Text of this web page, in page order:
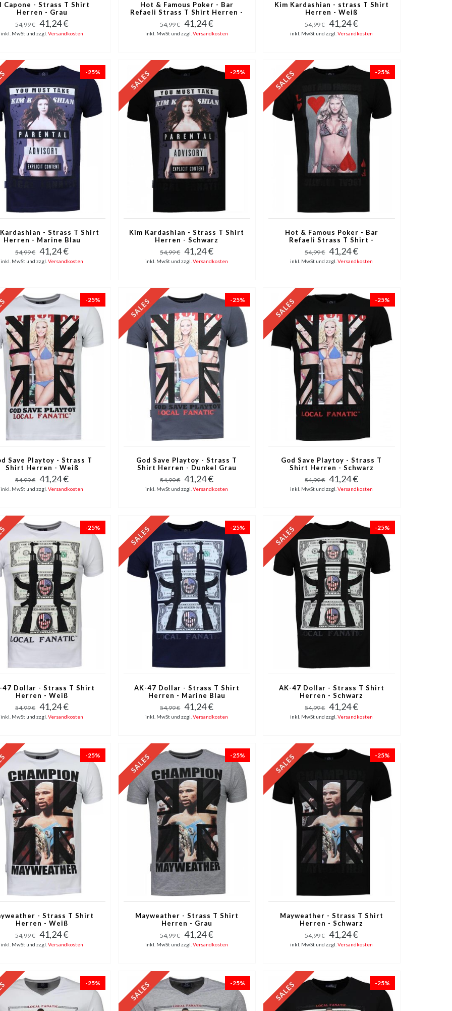
Capone - Strass T Shirt
Herren - Grau
54,99 € 41,24 €
inkl. MwSt und zzgl.Versandkosten
Hot & Famous Poker - Bar
Refaeli Strass T Shirt Herren -
Weiß
54,99 € 41,24 €
inkl. MwSt und zzgl.Versandkosten
Kim Kardashian - strass T Shirt
Herren - Weiß
54,99 € 41,24 €
inkl. MwSt und zzgl.Versandkosten
-25%
- Strass T Shirt
Herren - Marine Blau
54,99 € 41,24 €
inkl. MwSt und zzgl.Versandkosten
-25%
Kim Kardashian - Strass T Shirt
Herren - Schwarz
54,99 € 41,24 €
inkl. MwSt und zzgl.Versandkosten
-25%
Hot & Famous Poker - Bar
Refaeli Strass T Shirt -
Schwarz
54,99 € 41,24 €
inkl. MwSt und zzgl.Versandkosten
-25%
Save Playtoy - Strass T
Shirt Herren - Weiß
54,99 € 41,24 €
inkl. MwSt und zzgl.Versandkosten
-25%
God Save Playtoy - Strass T
Shirt Herren - Dunkel Grau
54,99 € 41,24 €
inkl. MwSt und zzgl.Versandkosten
-25%
God Save Playtoy - Strass T
Shirt Herren - Schwarz
54,99 € 41,24 €
inkl. MwSt und zzgl.Versandkosten
-25%
47 Dollar - Strass T Shirt
Herren - Weiß
54,99 € 41,24 €
inkl. MwSt und zzgl.Versandkosten
-25%
AK-47 Dollar - Strass T Shirt
Herren - Marine Blau
54,99 € 41,24 €
inkl. MwSt und zzgl.Versandkosten
-25%
AK-47 Dollar - Strass T Shirt
Herren - Schwarz
54,99 € 41,24 €
inkl. MwSt und zzgl.Versandkosten
-25%
- Strass T Shirt
Herren - Weiß
54,99 € 41,24 €
inkl. MwSt und zzgl.Versandkosten
-25%
Mayweather - Strass T Shirt
Herren - Grau
54,99 € 41,24 €
inkl. MwSt und zzgl.Versandkosten
-25%
Mayweather - Strass T Shirt
Herren - Schwarz
54,99 € 41,24 €
inkl. MwSt und zzgl.Versandkosten
-25% -25% -25%